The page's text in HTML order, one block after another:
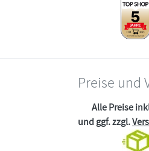
Preise und
Alle Preise
und ggf. zzgl.